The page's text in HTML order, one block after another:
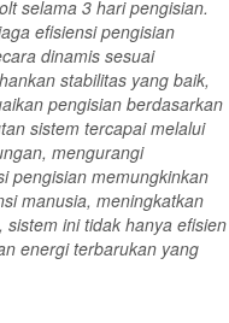
selama 3 hari pengisian.
efisiensi pengisian
dinamis sesuai
stabilitas yang baik,
pengisian berdasarkan
sistem tercapai melalui
mengurangi
pengisian memungkinkan
manusia, meningkatkan
ini tidak hanya efisien
energi terbarukan yang